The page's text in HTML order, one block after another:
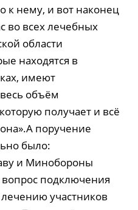
к нему, и вот наконец
во всех лечебных
области
находятся в
имеют
объём
получает и всё
поручение
было:
и Минобороны
вопрос подключения
участников